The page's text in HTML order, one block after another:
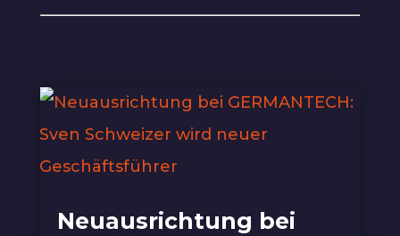
Neuausrichtung bei